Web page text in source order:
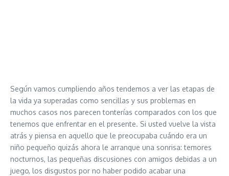
Según vamos cumpliendo años tendemos a ver las etapas de
la vida ya superadas como sencillas y sus problemas en
muchos casos nos parecen tonterías comparados con los que
tenemos que enfrentar en el presente. Si usted vuelve la vista
atrás y piensa en aquello que le preocupaba cuándo era un
niño pequeño quizás ahora le arranque una sonrisa: temores
nocturnos, las pequeñas discusiones con amigos debidas a un
juego, los disgustos por no haber podido acabar una